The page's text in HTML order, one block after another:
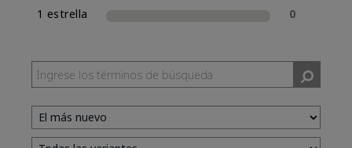
1 estrella
0